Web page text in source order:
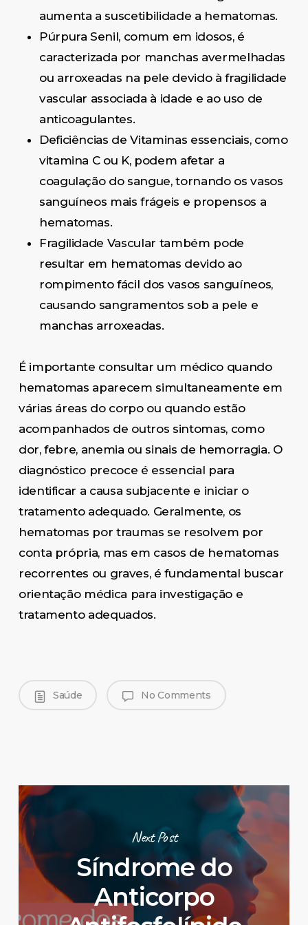
aumenta a suscetibilidade a hematomas.
Púrpura Senil, comum em idosos, é
caracterizada por manchas avermelhadas
ou arroxeadas na pele devido à fragilidade
vascular associada à idade e ao uso de
anticoagulantes.
Deficiências de Vitaminas essenciais, como
vitamina C ou K, podem afetar a
coagulação do sangue, tornando os vasos
sanguíneos mais frágeis e propensos a
hematomas.
Fragilidade Vascular também pode
resultar em hematomas devido ao
rompimento fácil dos vasos sanguíneos,
causando sangramentos sob a pele e
manchas arroxeadas.
É importante consultar um médico quando
hematomas aparecem simultaneamente em
várias áreas do corpo ou quando estão
acompanhados de outros sintomas, como
dor, febre, anemia ou sinais de hemorragia. O
diagnóstico precoce é essencial para
identificar a causa subjacente e iniciar o
tratamento adequado. Geralmente, os
hematomas por traumas se resolvem por
conta própria, mas em casos de hematomas
recorrentes ou graves, é fundamental buscar
orientação médica para investigação e
tratamento adequados.
Saúde No Comments
Next Post
Síndrome do
Anticorpo